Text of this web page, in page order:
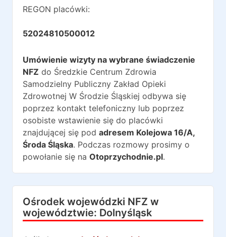
REGON placówki:
52024810500012
Umówienie wizyty na wybrane świadczenie
NFZ do Średzkie Centrum Zdrowia
Samodzielny Publiczny Zakład Opieki
Zdrowotnej W Środzie Śląskiej odbywa się
poprzez kontakt telefoniczny lub poprzez
osobiste wstawienie się do placówki
znajdującej się pod adresem Kolejowa 16/A,
Środa Śląska. Podczas rozmowy prosimy o
powołanie się na Otoprzychodnie.pl.
Ośrodek wojewódzki NFZ w
województwie: Dolnyśląsk